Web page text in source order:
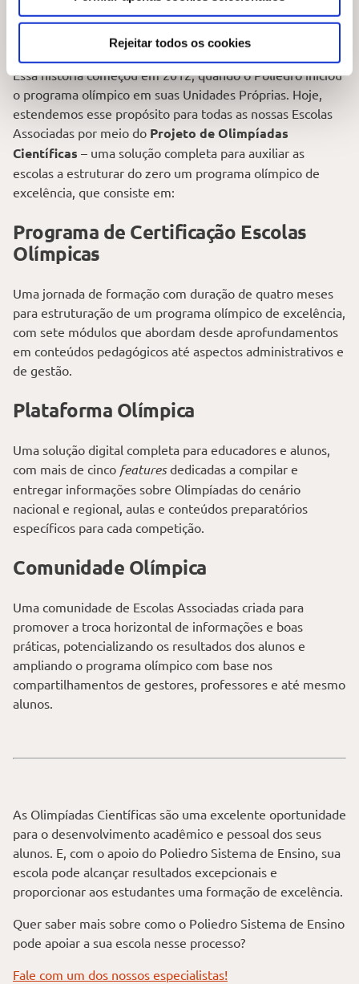
Rejeitar todos os cookies
medalhas e mais de 100 estudantes de Escolas Associadas
garantiram vagas no Ensino Superior por meio das
Olimpíadas, em instituições como Unesp, Unicamp e USP.
Essa história começou em 2012, quando o Poliedro iniciou
o programa olímpico em suas Unidades Próprias. Hoje,
estendemos esse propósito para todas as nossas Escolas
Associadas por meio do Projeto de Olimpíadas
Científicas – uma solução completa para auxiliar as
escolas a estruturar do zero um programa olímpico de
excelência, que consiste em:
Programa de Certificação Escolas
Olímpicas
Uma jornada de formação com duração de quatro meses
para estruturação de um programa olímpico de excelência,
com sete módulos que abordam desde aprofundamentos
em conteúdos pedagógicos até aspectos administrativos e
de gestão.
Plataforma Olímpica
Uma solução digital completa para educadores e alunos,
com mais de cinco featuresdedicadas a compilar e
entregar informações sobre Olimpíadas do cenário
nacional e regional, aulas e conteúdos preparatórios
específicos para cada competição.
Comunidade Olímpica
Uma comunidade de Escolas Associadas criada para
promover a troca horizontal de informações e boas
práticas, potencializando os resultados dos alunos e
ampliando o programa olímpico com base nos
compartilhamentos de gestores, professores e até mesmo
alunos.
As Olimpíadas Científicas são uma excelente oportunidade
para o desenvolvimento acadêmico e pessoal dos seus
alunos. E, com o apoio do Poliedro Sistema de Ensino, sua
escola pode alcançar resultados excepcionais e
proporcionar aos estudantes uma formação de excelência.
Quer saber mais sobre como o Poliedro Sistema de Ensino
pode apoiar a sua escola nesse processo?
Fale com um dos nossos especialistas!